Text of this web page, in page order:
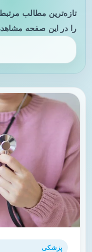
تازه‌ترین مطالب
را در این صفحه
پزشکی